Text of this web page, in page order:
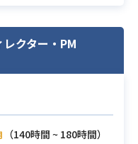
発経験
を用いたモダンUI
Playwright等を用
ーム開発経験
ケーションの運
性に応じてディレ
心にお任せする予
ていただく想定で
クター・PM
（140時間 ~ 180時間）